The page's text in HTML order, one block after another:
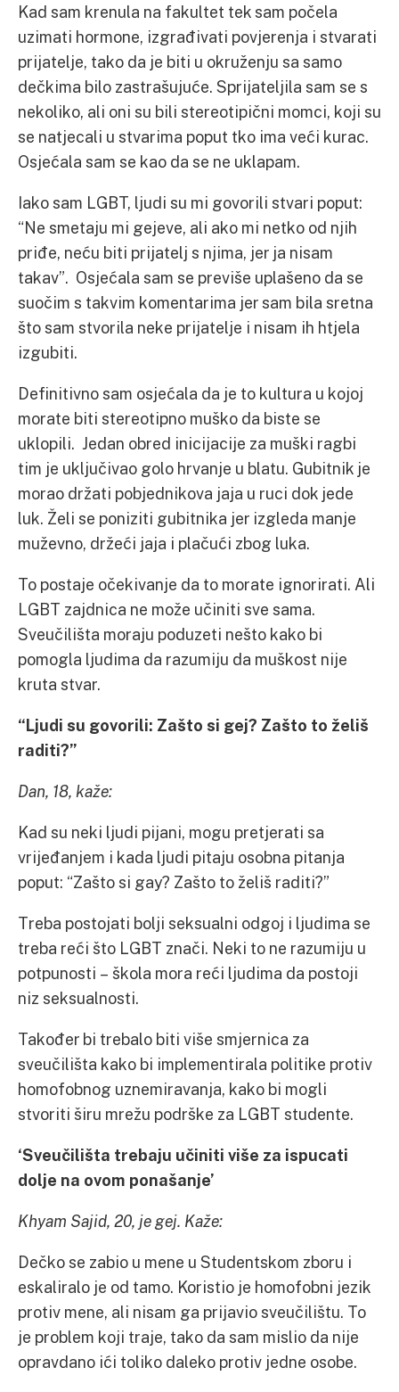
Kad sam krenula na fakultet tek sam počela
uzimati hormone, izgrađivati povjerenja i stvarati
prijatelje, tako da je biti u okruženju sa samo
dečkima bilo zastrašujuće. Sprijateljila sam se s
nekoliko, ali oni su bili stereotipični momci, koji su
se natjecali u stvarima poput tko ima veći kurac.
Osjećala sam se kao da se ne uklapam.
Iako sam LGBT, ljudi su mi govorili stvari poput:
“Ne smetaju mi gejeve, ali ako mi netko od njih
priđe, neću biti prijatelj s njima, jer ja nisam
takav”. Osjećala sam se previše uplašeno da se
suočim s takvim komentarima jer sam bila sretna
što sam stvorila neke prijatelje i nisam ih htjela
izgubiti.
Definitivno sam osjećala da je to kultura u kojoj
morate biti stereotipno muško da biste se
uklopili. Jedan obred inicijacije za muški ragbi
tim je uključivao golo hrvanje u blatu. Gubitnik je
morao držati pobjednikova jaja u ruci dok jede
luk. Želi se poniziti gubitnika jer izgleda manje
muževno, držeći jaja i plačući zbog luka.
To postaje očekivanje da to morate ignorirati. Ali
LGBT zajdnica ne može učiniti sve sama.
Sveučilišta moraju poduzeti nešto kako bi
pomogla ljudima da razumiju da muškost nije
kruta stvar.
“Ljudi su govorili: Zašto si gej? Zašto to želiš
raditi?”
Dan, 18, kaže:
Kad su neki ljudi pijani, mogu pretjerati sa
vrijeđanjem i kada ljudi pitaju osobna pitanja
poput: “Zašto si gay? Zašto to želiš raditi?”
Treba postojati bolji seksualni odgoj i ljudima se
treba reći što LGBT znači. Neki to ne razumiju u
potpunosti – škola mora reći ljudima da postoji
niz seksualnosti.
Također bi trebalo biti više smjernica za
sveučilišta kako bi implementirala politike protiv
homofobnog uznemiravanja, kako bi mogli
stvoriti širu mrežu podrške za LGBT studente.
‘Sveučilišta trebaju učiniti više za ispucati
dolje na ovom ponašanje’
Khyam Sajid, 20, je gej. Kaže:
Dečko se zabio u mene u Studentskom zboru i
eskaliralo je od tamo. Koristio je homofobni jezik
protiv mene, ali nisam ga prijavio sveučilištu. To
je problem koji traje, tako da sam mislio da nije
opravdano ići toliko daleko protiv jedne osobe.